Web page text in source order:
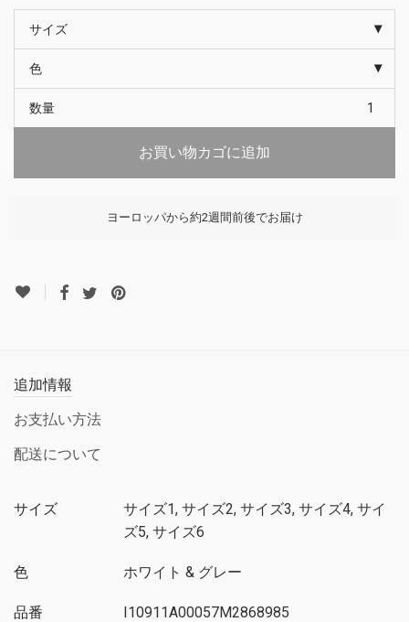
サイズ
色
数量
お買い物カゴに追加
ヨーロッパから約2週間前後でお届け
追加情報
お支払い方法
配送について
サイズ
サイズ1, サイズ2, サイズ3, サイズ4, サイ
ズ5, サイズ6
色 ホワイト & グレー
品番 I10911A00057M2868985